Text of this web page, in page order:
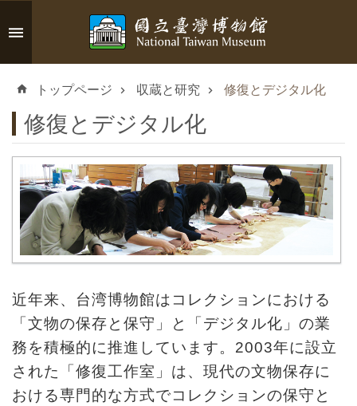
メインのコンテンツブロックにジャンプします
な
索
イ
ン
フ
メ
ー
シ
ョ
ン
トップページ 収蔵と研究 修復とデジタル化
修復とデジタル化
近年来、台湾博物館はコレクションにおける
「文物の保存と保守」と「デジタル化」の業
務を積極的に推進しています。2003年に設立
された「修復工作室」は、現代の文物保存に
おける専門的な方式でコレクションの保守と